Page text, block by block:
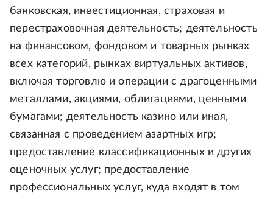
банковская, инвестиционная, страховая и
перестраховочная деятельность; деятельность
на финансовом, фондовом и товарных рынках
всех категорий, рынках виртуальных активов,
включая торговлю и операции с драгоценными
металлами, акциями, облигациями, ценными
бумагами; деятельность казино или иная,
связанная с проведением азартных игр;
предоставление классификационных и других
оценочных услуг; предоставление
профессиональных услуг, куда входят в том